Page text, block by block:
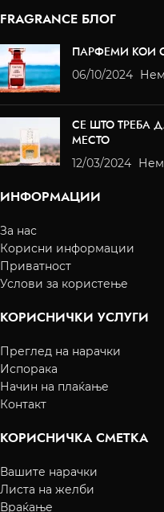
FRAGRANCE БЛОГ
ПАРФЕМИ КОИ
06/10/2024
СЕ ШТО ТРЕБА
МЕСТО
12/03/2024
ИНФОРМАЦИИ
За нас
Корисни информации
Приватност
Услови за користење
КОРИСНИЧКИ УСЛУГИ
Преглед на нарачки
Испорака
Начин на плаќање
Контакт
КОРИСНИЧКА СМЕТКА
Вашите нарачки
Листа на желби
Враќање